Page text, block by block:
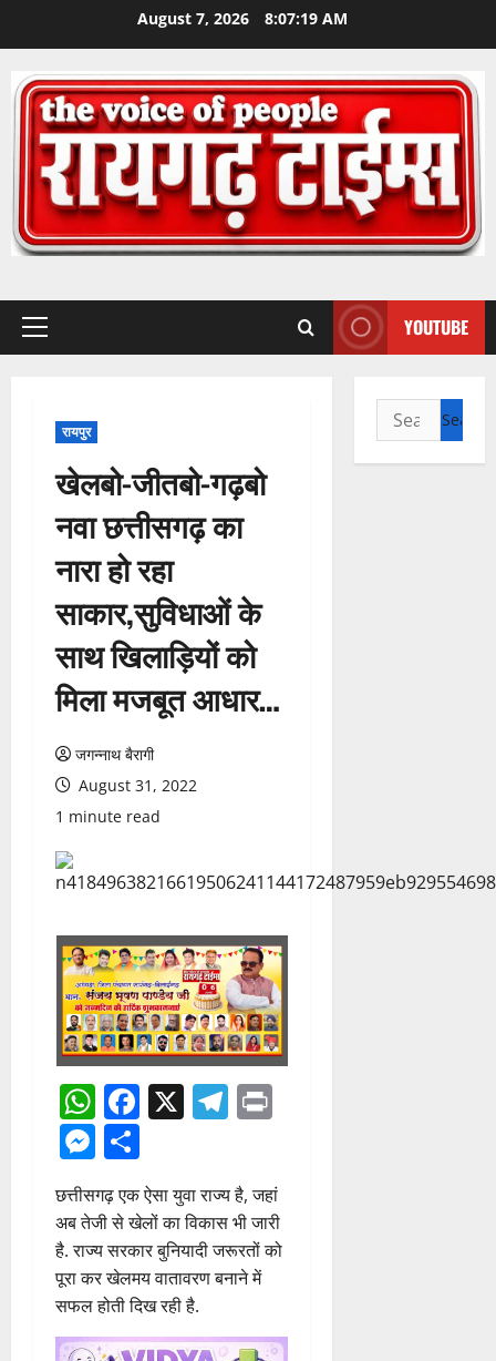
August 7, 2026 8:07:20 AM
Primary
YOUTUBE
रायपुर
खेलबो-जीतबो-गढ़बो
नवा छत्तीसगढ़ का
नारा हो रहा
साकार,सुविधाओं के
साथ खिलाड़ियों को
मिला मजबूत आधार…
जगन्नाथ बैरागी
August 31, 2022
1 minute read
WhatsApp
Facebook
X Telegram
Print
Messenger
Share
छत्तीसगढ़ एक ऐसा युवा राज्य है, जहां
अब तेजी से खेलों का विकास भी जारी
है. राज्य सरकार बुनियादी जरूरतों को
Search
for: